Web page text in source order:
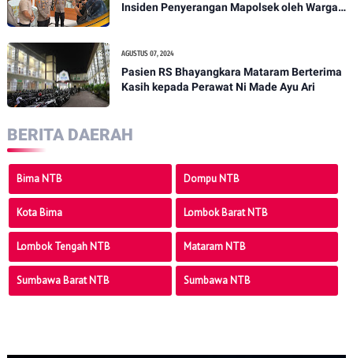
Insiden Penyerangan Mapolsek oleh Warga -
AGUSTUS 07, 2024
Pasien RS Bhayangkara Mataram Berterima
Kasih kepada Perawat Ni Made Ayu Ari
BERITA DAERAH
Bima NTB Dompu NTB
Kota Bima Lombok Barat NTB
Lombok Tengah NTB Mataram NTB
Sumbawa Barat NTB Sumbawa NTB